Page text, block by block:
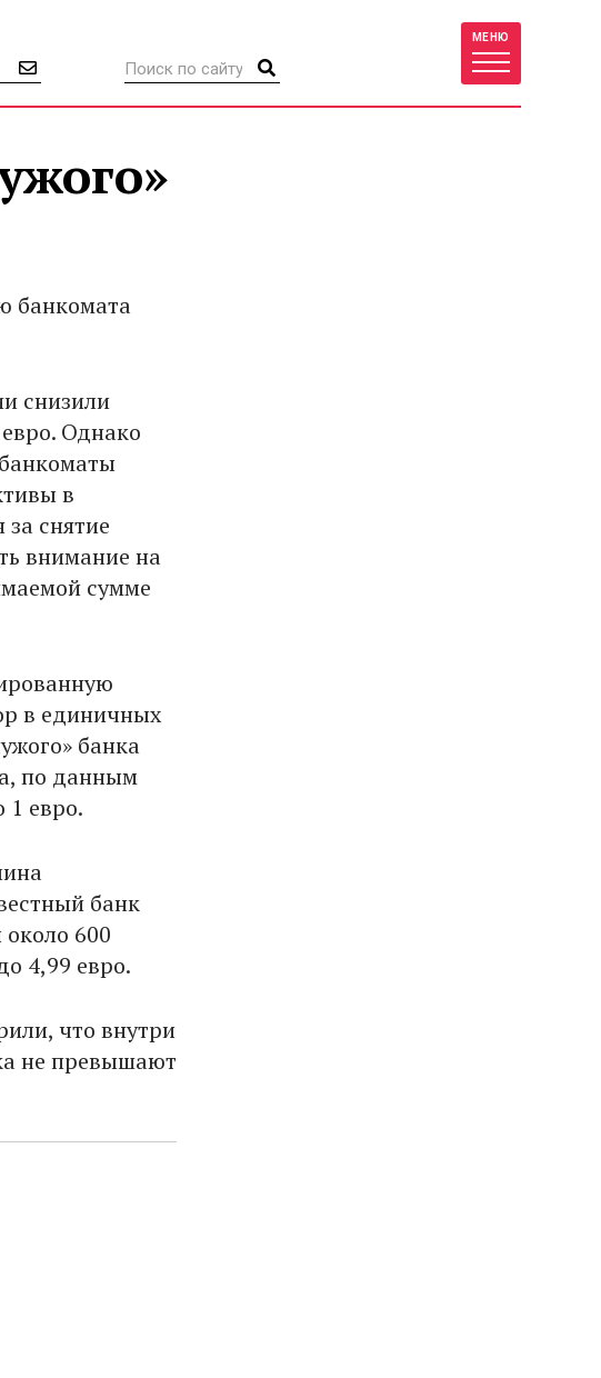
МЕНЮ
банкомата
снизили
Однако
в
снятие
внимание на
сумме
в единичных
банка
по данным
1 евро.
банк
600
4,99 евро.
что внутри
не превышают